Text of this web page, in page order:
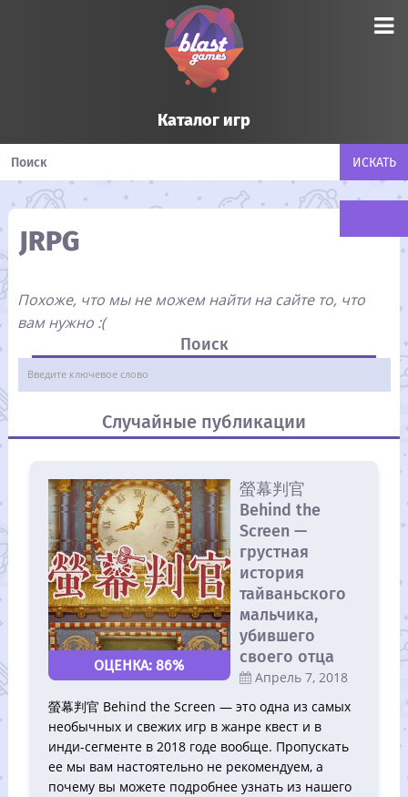
Каталог игр
JRPG
Похоже, что мы не можем найти на сайте то, что
вам нужно :(
Поиск
Случайные публикации
86%
螢幕判官
Behind the
Screen —
грустная
история
тайваньского
мальчика,
убившего
своего отца
Апрель 7, 2018
螢幕判官 Behind the Screen — это одна из самых
необычных и свежих игр в жанре квест и в
инди-сегменте в 2018 годе вообще. Пропускать
ее мы вам настоятельно не рекомендуем, а
почему вы можете подробнее узнать из нашего